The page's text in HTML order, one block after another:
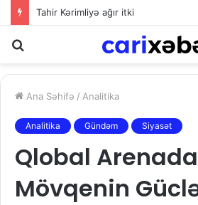
Tahir Kərimliyə ağır itki
Ana Səhifə / Analitika
Analitika Gündəm Siyasət
Qlobal
Mövqenin